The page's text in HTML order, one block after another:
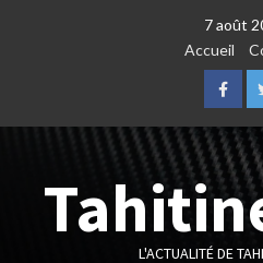
7 août
Accueil
L'ACTUALITÉ DE